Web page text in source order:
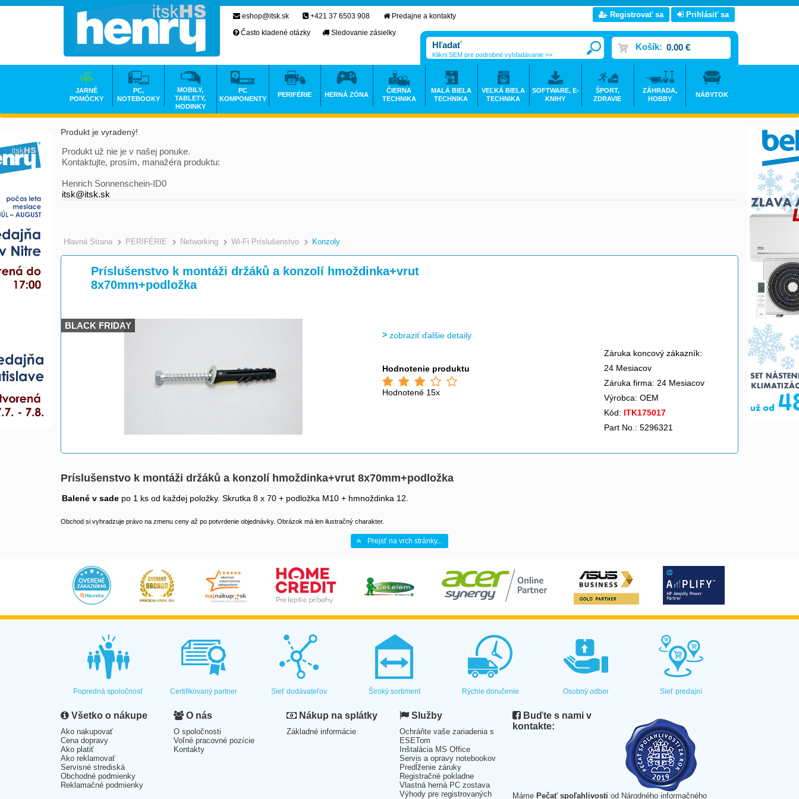
Produkt je vyradený!
Produkt už nie je v našej ponuke.
Kontaktujte, prosím, manažéra produktu:
Henrich Sonnenschein-ID0
itsk@itsk.sk
Hlavná Strana >
PERIFÉRIE >
Networking >
Wi-Fi Príslušenstvo >
Konzoly
Príslušenstvo k montáži držáků a konzolí hmoždinka+vrut
8x70mm+podložka
BLACK FRIDAY
zobraziť ďalšie detaily
Hodnotenie produktu
Hodnotené 15x
Záruka koncový zákazník:
24 Mesiacov
Záruka firma: 24 Mesiacov
Výrobca: OEM
Kód: ITK175017
Part No.: 5296321
Príslušenstvo k montáži držáků a konzolí hmoždinka+vrut 8x70mm+podložka
Balené v sade po 1 ks od každej položky. Skrutka 8 x 70 + podložka M10 + hmnoždinka 12.
Obchod si vyhradzuje právo na zmenu ceny až po potvrdenie objednávky. Obrázok má len ilustračný charakter.
Prejsť na vrch stránky...
eshop@itsk.sk +421 37 6503 908
Predajne a kontakty
Často kladené otázky
Sledovanie zásielky
Registrovať sa Prihlásiť sa
Košík: 0.00 €
Klikni SEM pre podrobné vyhľadávanie >>
JARNÉ
POMÔCKY
PC,
NOTEBOOKY
MOBILY,
TABLETY,
HODINKY
PC
KOMPONENTY
PERIFÉRIE HERNÁ ZÓNA
ČIERNA
TECHNIKA
MALÁ BIELA
TECHNIKA
VEĽKÁ BIELA
TECHNIKA
SOFTWARE, E-
KNIHY
ŠPORT,
ZDRAVIE
ZÁHRADA,
HOBBY
NÁBYTOK
Popredná spoločnosť Certifikovaný partner Sieť dodávateľov Široký sortiment Rýchle doručenie Osobný odber Sieť predajní
Všetko o nákupe
Ako nakupovať
Cena dopravy
Ako platiť
Ako reklamovať
Servisné strediská
Obchodné podmienky
Reklamačné podmienky
O nás
O spoločnosti
Voľné pracovné pozície
Kontakty
Nákup na splátky
Základné informácie
Služby
Ochráňte vaše zariadenia s
ESETom
Inštalácia MS Office
Servis a opravy notebookov
Predĺženie záruky
Registračné pokladne
Vlastná herná PC zostava
Výhody pre registrovaných
Buďte s nami v
kontakte:
Máme Pečať spoľahlivosti od Národného informačného